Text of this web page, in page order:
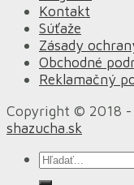
Kontakt
Súťaže
Zásady
Obchodné
Reklamačný
Copyright © 2018 -
shazucha.sk
Hľadať: